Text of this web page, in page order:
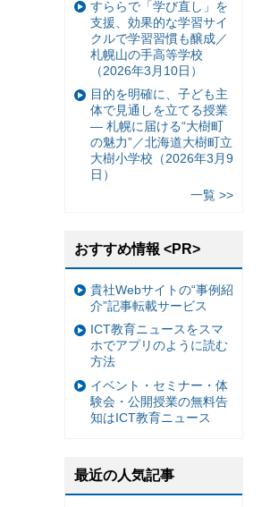
すららで「学び直し」を
支援、効果的な学習サイ
クルで学習習慣も醸成／
札幌山の手高等学校
（2026年3月10日）
目的を明確に、子ども主
体で見通しを立てる授業
— 札幌に届ける“大樹町
の魅力”／北海道大樹町立
大樹小学校（2026年3月9
日）
一覧 >>
おすすめ情報 <PR>
貴社Webサイトの“事例紹
介”記事転載サービス
ICT教育ニュースをスマ
ホでアプリのように読む
方法
イベント・セミナー・体
験会・公開授業の無料告
知はICT教育ニュース
最近の人気記事